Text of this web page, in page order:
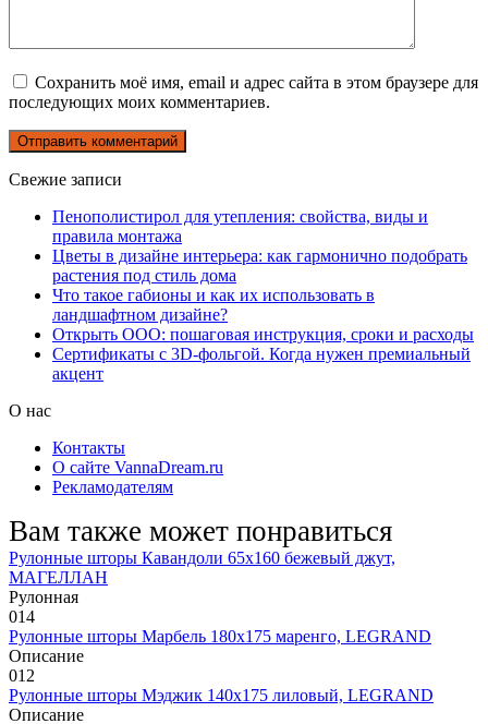
Сохранить моё имя, email и адрес сайта в этом браузере для
последующих моих комментариев.
Свежие записи
Пенополистирол для утепления: свойства, виды и
правила монтажа
Цветы в дизайне интерьера: как гармонично подобрать
растения под стиль дома
Что такое габионы и как их использовать в
ландшафтном дизайне?
Открыть ООО: пошаговая инструкция, сроки и расходы
Сертификаты с 3D-фольгой. Когда нужен премиальный
акцент
О нас
Контакты
О сайте VannaDream.ru
Рекламодателям
Вам также может понравиться
Рулонные шторы Кавандоли 65х160 бежевый джут,
МАГЕЛЛАН
Рулонная
014
Рулонные шторы Марбель 180х175 маренго, LEGRAND
Описание
012
Рулонные шторы Мэджик 140х175 лиловый, LEGRAND
Описание